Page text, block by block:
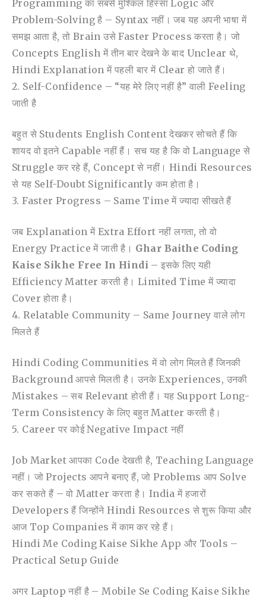
Programming का सबसे मुश्किल हिस्सा Logic और
Problem-Solving है – Syntax नहीं। जब यह अपनी भाषा में
समझ आता है, तो Brain उसे Faster Process करता है। जो
Concepts English में तीन बार देखने के बाद Unclear थे,
Hindi Explanation में पहली बार में Clear हो जाते हैं।
2. Self-Confidence – “यह मेरे लिए नहीं है” वाली Feeling
जाती है
बहुत से Students English Content देखकर सोचते हैं कि
शायद वो इतने Capable नहीं हैं। सच यह है कि वो Language से
Struggle कर रहे हैं, Concept से नहीं। Hindi Resources
से यह Self-Doubt Significantly कम होता है।
3. Faster Progress – Same Time में ज्यादा सीखते हैं
जब Explanation में Extra Effort नहीं लगता, तो वो
Energy Practice में जाती है। Ghar Baithe Coding
Kaise Sikhe Free In Hindi – इसके लिए यही
Efficiency Matter करती है। Limited Time में ज्यादा
Cover होता है।
4. Relatable Community – Same Journey वाले लोग
मिलते हैं
Hindi Coding Communities में वो लोग मिलते हैं जिनकी
Background आपसे मिलती है। उनके Experiences, उनकी
Mistakes – सब Relevant होती हैं। यह Support Long-
Term Consistency के लिए बहुत Matter करती है।
5. Career पर कोई Negative Impact नहीं
Job Market आपका Code देखती है, Teaching Language
नहीं। जो Projects आपने बनाए हैं, जो Problems आप Solve
कर सकते हैं – वो Matter करता है। India में हजारों
Developers हैं जिन्होंने Hindi Resources से शुरू किया और
आज Top Companies में काम कर रहे हैं।
Hindi Me Coding Kaise Sikhe App और Tools –
Practical Setup Guide
अगर Laptop नहीं है – Mobile Se Coding Kaise Sikhe